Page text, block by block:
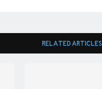
RELATED ARTICLES